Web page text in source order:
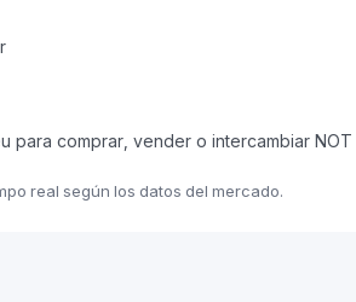
para comprar, vender o intercambiar NOT
real según los datos del mercado.